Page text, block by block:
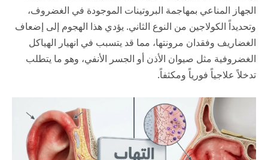
الجهاز المناعي بمهاجمة البروتينات الموجودة في الغضروف،
وتحديداً الكولاجين من النوع الثاني. يؤدي هذا الهجوم إلى إضعاف
الغضاريف وفقدان مرونتها، مما قد يتسبب في انهيار الهياكل
الغضروفية مثل صيوان الأذن أو الجسر الأنفي، وهو ما يتطلب
تدخلاً علاجياً فورياً ومكثفاً.